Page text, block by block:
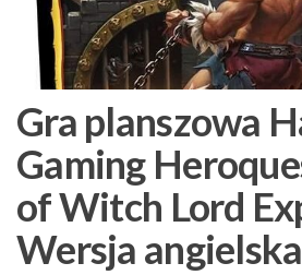
Gra planszowa
Gaming
of Witch Lord
Wersja